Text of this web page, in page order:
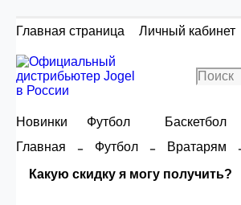
Главная страница Личный кабинет
Новинки Футбол Баскетбол
Главная
Футбол Вратарям
Какую скидку я могу получить?